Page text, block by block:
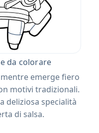
da colorare
emerge fiero
motivi tradizionali.
deliziosa specialità
di salsa.